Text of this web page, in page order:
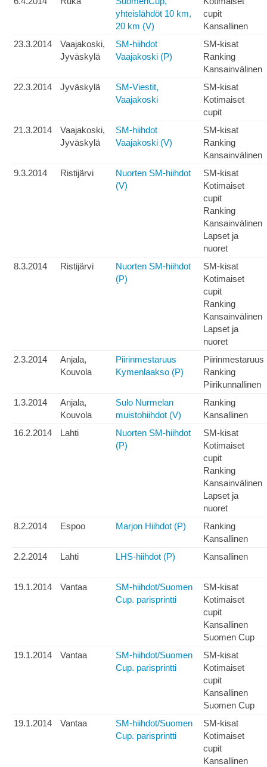
yhteislähdöt 10 km,
20 km (V)
cupit
Kansallinen
23.3.2014
Vaajakoski,
Jyväskylä
SM-hiihdot
Vaajakoski (P)
SM-kisat
Ranking
Kansainvälinen
22.3.2014
Jyväskylä
SM-Viestit,
Vaajakoski
SM-kisat
Kotimaiset
cupit
21.3.2014
Vaajakoski,
Jyväskylä
SM-hiihdot
Vaajakoski (V)
SM-kisat
Ranking
Kansainvälinen
9.3.2014
Ristijärvi
Nuorten SM-hiihdot
(V)
SM-kisat
Kotimaiset
cupit
Ranking
Kansainvälinen
Lapset ja
nuoret
8.3.2014
Ristijärvi
Nuorten SM-hiihdot
(P)
SM-kisat
Kotimaiset
cupit
Ranking
Kansainvälinen
Lapset ja
nuoret
2.3.2014
Anjala,
Kouvola
Piirinmestaruus
Kymenlaakso (P)
Piirinmestaruus
Ranking
Piirikunnallinen
1.3.2014
Anjala,
Kouvola
Sulo Nurmelan
muistohiihdot (V)
Ranking
Kansallinen
16.2.2014
Lahti
Nuorten SM-hiihdot
(P)
SM-kisat
Kotimaiset
cupit
Ranking
Kansainvälinen
Lapset ja
nuoret
8.2.2014
Espoo Marjon Hiihdot (P)
Ranking
Kansallinen
2.2.2014
Lahti LHS-hiihdot (P) Kansallinen
19.1.2014 Vantaa
SM-hiihdot/Suomen
Cup. parisprintti
SM-kisat
Kotimaiset
cupit
Kansallinen
Suomen Cup
19.1.2014
Vantaa
SM-hiihdot/Suomen
Cup. parisprintti
SM-kisat
Kotimaiset
cupit
Kansallinen
Suomen Cup
19.1.2014
Vantaa
SM-hiihdot/Suomen
Cup. parisprintti
SM-kisat
Kotimaiset
cupit
Kansallinen